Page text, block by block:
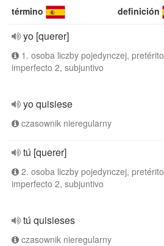
término definición
yo [querer]
1. osoba liczby pojedynczej, pretérito
imperfecto 2, subjuntivo
yo quisiese
czasownik nieregularny
tú [querer]
2. osoba liczby pojedynczej, pretérito
imperfecto 2, subjuntivo
tú quisieses
czasownik nieregularny